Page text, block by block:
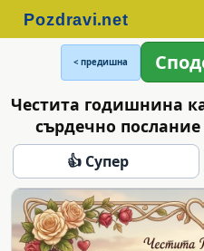
< предишна
Честита годишнина
сърдечно
👍 Супер